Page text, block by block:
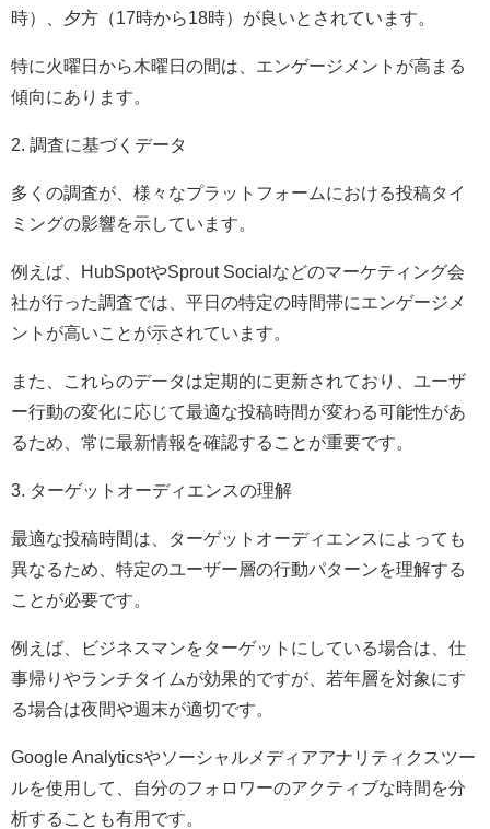
時）、夕方（17時から18時）が良いとされています。
特に火曜日から木曜日の間は、エンゲージメントが高まる
傾向にあります。
2. 調査に基づくデータ
多くの調査が、様々なプラットフォームにおける投稿タイ
ミングの影響を示しています。
例えば、HubSpotやSprout Socialなどのマーケティング会
社が行った調査では、平日の特定の時間帯にエンゲージメ
ントが高いことが示されています。
また、これらのデータは定期的に更新されており、ユーザ
ー行動の変化に応じて最適な投稿時間が変わる可能性があ
るため、常に最新情報を確認することが重要です。
3. ターゲットオーディエンスの理解
最適な投稿時間は、ターゲットオーディエンスによっても
異なるため、特定のユーザー層の行動パターンを理解する
ことが必要です。
例えば、ビジネスマンをターゲットにしている場合は、仕
事帰りやランチタイムが効果的ですが、若年層を対象にす
る場合は夜間や週末が適切です。
Google Analyticsやソーシャルメディアアナリティクスツー
ルを使用して、自分のフォロワーのアクティブな時間を分
析することも有用です。